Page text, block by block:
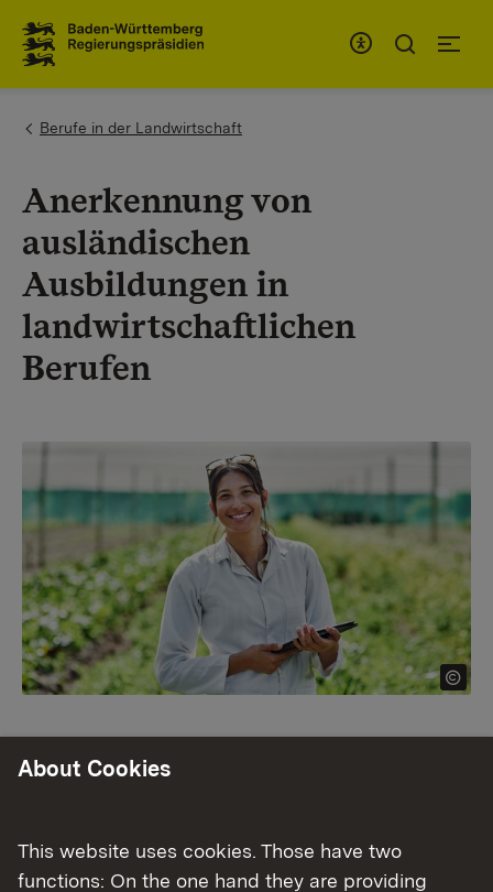
You are here:
Berufe in der Landwirtschaft
Anerkennung von
ausländischen
Ausbildungen in
landwirtschaftlichen
Berufen
DieLandwirtschaftskammer Niedersachsen
Anerkennung der Gleichwertigkeit ausländischer
landwirtschaftlicher-, forstwirtschaftlicher,
About Cookies
This website uses cookies. Those have two
functions: On the one hand they are providing